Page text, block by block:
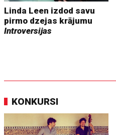
Linda Leen izdod savu
pirmo dzejas krājumu
Introversijas
KONKURSI